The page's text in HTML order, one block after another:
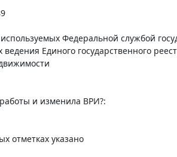
Федеральной службой
Единого государственного
и изменила ВРИ?:
отметках указано